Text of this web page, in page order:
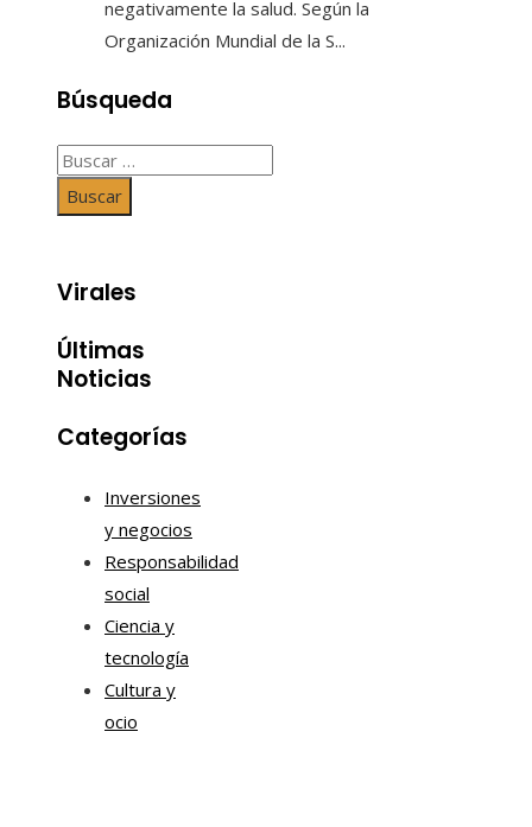
negativamente la salud. Según la
Organización Mundial de la S...
Búsqueda
Buscar:
Virales
Últimas
Noticias
Categorías
Inversiones
y negocios
Responsabilidad
social
Ciencia y
tecnología
Cultura y
ocio